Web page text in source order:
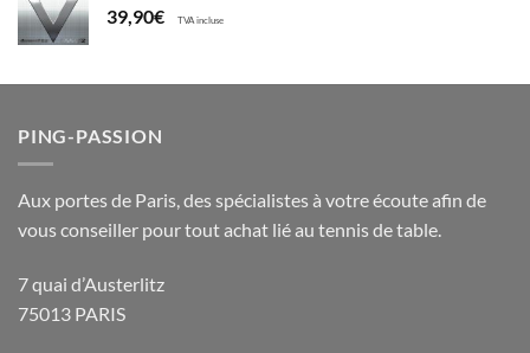
39,90€ TVA incluse
PING-PASSION
Aux portes de Paris, des spécialistes à votre écoute afin de
vous conseiller pour tout achat lié au tennis de table.
7 quai d’Austerlitz
75013 PARIS